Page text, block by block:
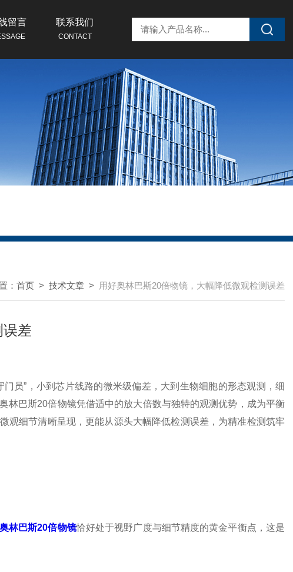
留言 联系我们
CONTACT
： 首页 > 技术文章 > 用好奥林巴斯20倍物镜，大幅降低微观检测误差
差
”，小到芯片线路的微米级偏差，大到生物细胞的形态观测，细
林巴斯20倍物镜凭借适中的放大倍数与独特的观测优势，成为平衡
观细节清晰呈现，更能从源头大幅降低检测误差，为精准检测筑牢
奥林巴斯20倍物镜恰好处于视野广度与细节精度的黄金平衡点，这是